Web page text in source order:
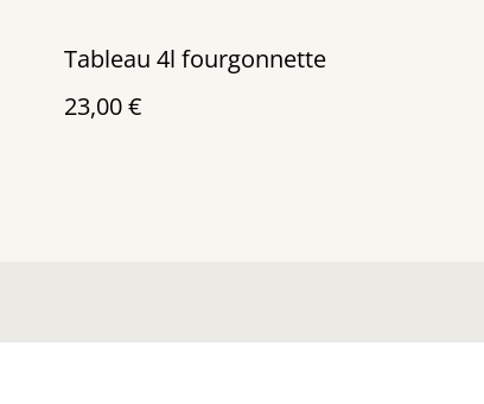
Tableau 4l fourgonnette
23,00 €